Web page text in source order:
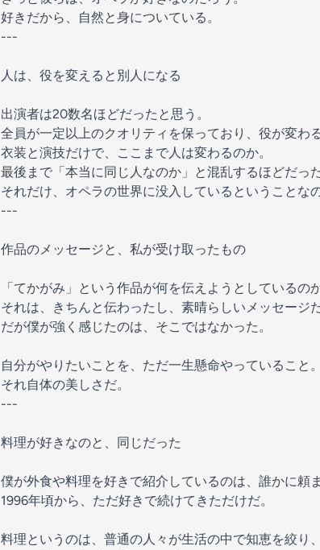
好きだから、自然と身についている。
---
人は、役を変えると別人になる
出演者は20数名ほどだったと思う。
全員が一定以上のクオリティを保っており、役が変わ
衣装と演技だけで、ここまで人は変わるのか。
最後まで「本当に同じ人なのか」と混乱するほどだった
それだけ、オペラの世界に没入しているということな
---
作品のメッセージと、私が受け取ったもの
「てかがみ」という作品が何を伝えようとしているのか
それは、きちんと伝わったし、素晴らしいメッセージ
だが僕が強く感じたのは、そこではなかった。
自分がやりたいことを、ただ一生懸命やっていること。
それ自体の美しさだ。
---
料理が好きなのと、同じだった
僕が外食や料理を好きで紹介しているのは、誰かに頼
1996年頃から、ただ好きで続けてきただけだ。
料理というのは、普通の人々が生活の中で知恵を絞り